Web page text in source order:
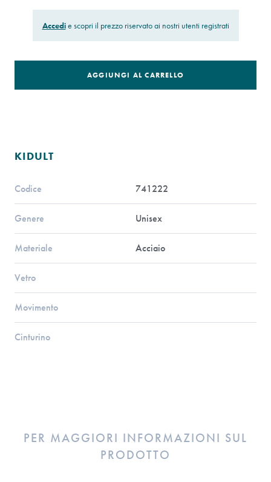
Accedie scopri il prezzo riservato ai nostri utenti registrati
AGGIUNGI AL CARRELLO
KIDULT
Codice 741222
Genere Unisex
Materiale Acciaio
Vetro
Movimento
Cinturino
PER MAGGIORI INFORMAZIONI SUL
PRODOTTO